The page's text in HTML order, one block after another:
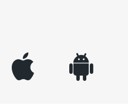
appleinc android